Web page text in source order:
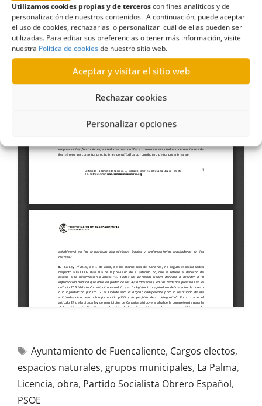
Utilizamos cookies propias y de terceroscon fines analíticos y de
personalización de nuestros contenidos. A continuación, puede aceptar
el uso de cookies, rechazarlas o personalizar cuál de ellas pueden ser
utilizadas. Para editar sus preferencias o tener más información, visite
nuestra Política de cookiesde nuestro sitio web.
Aceptar y visitar el sitio web
Rechazar cookies
Personalizar opciones
Ayuntamiento de Fuencaliente, Cargos electos,
espacios naturales, grupos municipales, La Palma,
Licencia, obra, Partido Socialista Obrero Español,
PSOE